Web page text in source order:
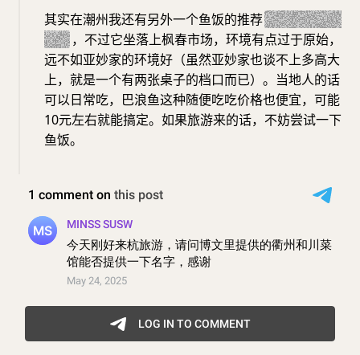
其实在潮州我还有另外一个鱼饭的推荐（枫春三友水
产），不过它坐落上枫春市场，环境有点过于原始，
远不如亚妙家的环境好（虽然亚妙家也谈不上多高大
上，就是一个有两张桌子的档口而已）。当地人的话
可以日常吃，巴浪鱼这种随便吃吃价格也便宜，可能
10元左右就能搞定。如果旅游来的话，不妨尝试一下
鱼饭。